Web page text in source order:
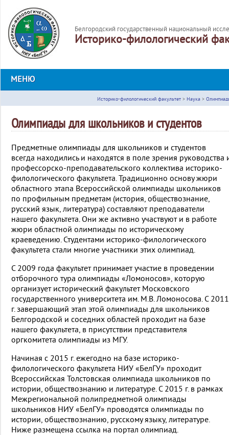
Белгородский государственный национальный
Историко-филологический
МЕНЮ
Историко-филологический факультет > Наука >
Олимпиады для школьников и студентов
Предметные олимпиады для школьников и студентов
всегда находились и находятся в поле зрения руководства
профессорско-преподавательского коллектива историко-
филологического факультета. Традиционно основу жюри
областного этапа Всероссийской олимпиады школьников
по профильным предметам (история, обществознание,
русский язык, литература) составляют преподаватели
нашего факультета. Они же активно участвуют и в работе
жюри областной олимпиады по историческому
краеведению. Студентами историко-филологического
факультета стали многие участники этих олимпиад.
С 2009 года факультет принимает участие в проведении
отборочного тура олимпиады «Ломоносов», которую
организует исторический факультет Московского
государственного университета им. М.В. Ломоносова. С 2011
г. завершающий этап этой олимпиады для школьников
Белгородской и соседних областей проходит на базе
нашего факультета, в присутствии представителя
оргкомитета олимпиады из МГУ.
Начиная с 2015 г. ежегодно на базе историко-
филологического факультета НИУ «БелГУ» проходит
Всероссийская Толстовская олимпиада школьников по
истории, обществознанию и литературе. С 2015 г. в рамках
Межрегиональной полипредметной олимпиады
школьников НИУ «БелГУ» проводятся олимпиады по
истории, обществознанию, русскому языку, литературе.
Ниже размещена ссылка на портал олимпиад.